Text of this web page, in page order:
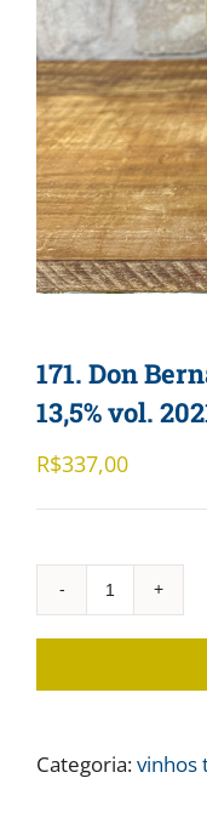
171. Don
13,5% vol.
R$337,00
Don
Bernardo
-
Categoria:vinhos